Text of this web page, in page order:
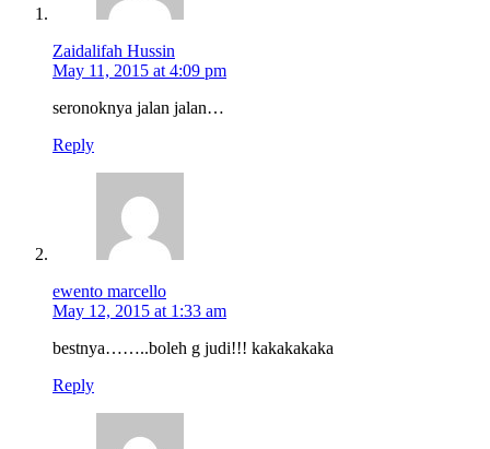
Zaidalifah Hussin
May 11, 2015 at 4:09 pm
seronoknya jalan jalan…
Reply
ewento marcello
May 12, 2015 at 1:33 am
bestnya……..boleh g judi!!! kakakakaka
Reply